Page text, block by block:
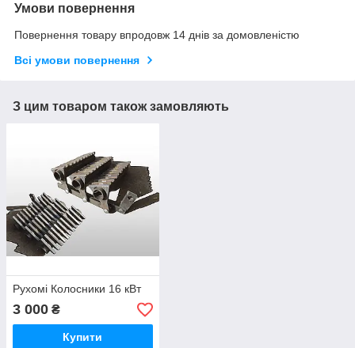
Умови повернення
Повернення товару впродовж 14 днів за домовленістю
Всі умови повернення
З цим товаром також замовляють
Рухомі Колосники 16 кВт
3 000 ₴
Купити